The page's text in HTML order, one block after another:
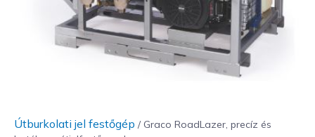
Útburkolati jel festőgép / Graco RoadLazer, precíz és